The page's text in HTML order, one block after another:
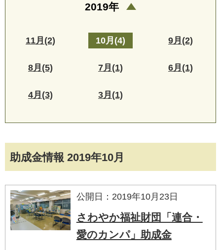
助成金情報 2019年10月
公開日：2019年10月23日
さわやか福祉財団「連合・
愛のカンパ」助成金
2019年
11月(2) 10月(4) 9月(2)
8月(5) 7月(1) 6月(1)
4月(3) 3月(1)